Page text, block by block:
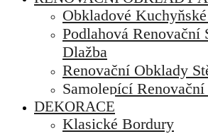
Obkladové
Podlahová Renovační
Dlažba
Renovační Obklady
Samolepící
DEKORACE
Klasické Bordury